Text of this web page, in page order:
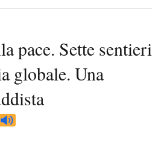
pace. Sette sentieri
globale. Una